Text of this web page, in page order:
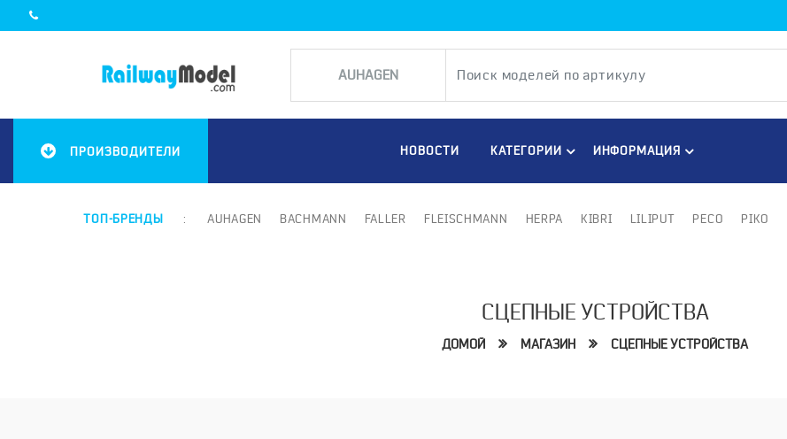
ПРОИЗВОДИТЕЛИ НОВОСТИ КАТЕГОРИИ ИНФОРМАЦИЯ
ТОП-БРЕНДЫ : AUHAGEN BACHMANN FALLER FLEISCHMANN HERPA KIBRI LILIPUT PECO PIKO
СЦЕПНЫЕ УСТРОЙСТВА
ДОМОЙ МАГАЗИН СЦЕПНЫЕ УСТРОЙСТВА